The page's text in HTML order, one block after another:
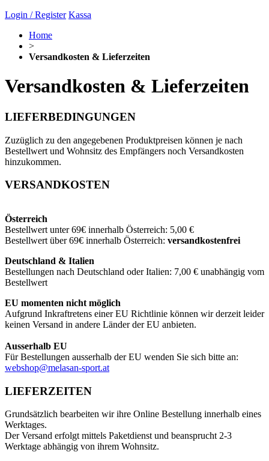
Login / Register Kassa
Home
>
Versandkosten & Lieferzeiten
Versandkosten & Lieferzeiten
LIEFERBEDINGUNGEN
Zuzüglich zu den angegebenen Produktpreisen können je nach
Bestellwert und Wohnsitz des Empfängers noch Versandkosten
hinzukommen.
VERSANDKOSTEN
Österreich
Bestellwert unter 69€ innerhalb Österreich: 5,00 €
Bestellwert über 69€ innerhalb Österreich: versandkostenfrei
Deutschland & Italien
Bestellungen nach Deutschland oder Italien: 7,00 € unabhängig vom
Bestellwert
EU momenten nicht möglich
Aufgrund Inkraftretens einer EU Richtlinie können wir derzeit leider
keinen Versand in andere Länder der EU anbieten.
Ausserhalb EU
Für Bestellungen ausserhalb der EU wenden Sie sich bitte an:
webshop@melasan-sport.at
LIEFERZEITEN
Grundsätzlich bearbeiten wir ihre Online Bestellung innerhalb eines
Werktages.
Der Versand erfolgt mittels Paketdienst und beansprucht 2-3
Werktage abhängig von ihrem Wohnsitz.